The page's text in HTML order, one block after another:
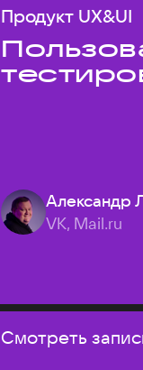
Продукт UX&UI
Александр
VK, Mail.ru
Смотреть